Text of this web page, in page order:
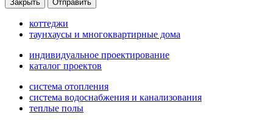
Закрыть Отправить
коттеджи
таунхаусы и многоквартирные дома
индивидуальное проектирование
каталог проектов
система отопления
система водоснабжения и канализования
теплые полы